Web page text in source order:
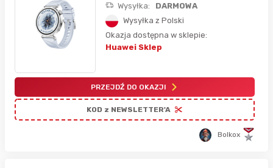
Wysyłka:
DARMOWA
Wysyłka z Polski
Okazja dostępna w sklepie:
Huawei Sklep
PRZEJDŹ DO OKAZJI
KOD z NEWSLETTER'A
Bolkox